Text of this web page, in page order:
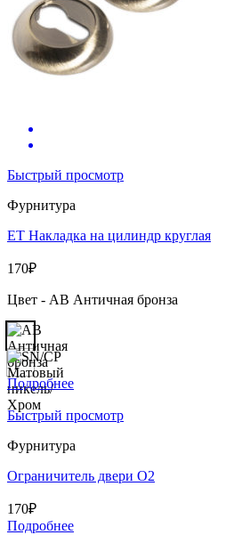
Быстрый просмотр
Фурнитура
ET Накладка на цилиндр круглая
170₽
Цвет - AB Античная бронза
Подробнее
Быстрый просмотр
Фурнитура
Ограничитель двери O2
170₽
Подробнее